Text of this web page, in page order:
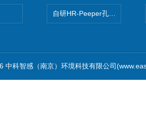
自研HR-Peeper孔隙水采样器
中科智感（南京）环境科技有限公司